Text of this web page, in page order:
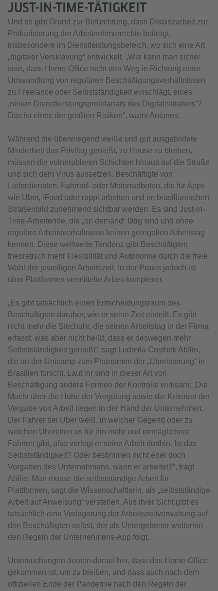
JUST-IN-TIME-TÄTIGKEIT
Und es gibt Grund zur Befürchtung, dass Distanzarbeit zur
Präkarisierung der Arbeitnehmerrechte beiträgt,
insbesondere im Dienstleistungsbereich, wo sich eine Art
„digitaler Versklavung“ entwickelt. „Wie kann man sicher
sein, dass Home-Office nicht den Weg in Richtung einer
Umwandlung von regulären Beschäftigungsverhältnissen
zu Freelance oder Selbstständigkeit einschlägt, eines
‚neuen Dienstleistungsproletariats des Digitalzeitalters‘?
Das ist eines der größten Risiken“, warnt Antunes.
Während die überwiegend weiße und gut ausgebildete
Minderheit das Privileg genießt, zu Hause zu bleiben,
müssen die vulnerableren Schichten hinaus auf die Straße
und sich dem Virus aussetzen. Beschäftigte von
Lieferdiensten, Fahrrad- oder Motorradboten, die für Apps
wie Uber, iFood oder rappi arbeiten und im brasilianischen
Straßenbild zunehmend sichtbar werden. Es sind Just-in-
Time-Arbeitende, die „on demand“ tätig sind und ohne
reguläre Arbeitsverhältnisse keinen geregelten Arbeitstag
kennen. Diese weltweite Tendenz gibt Beschäftigten
theoretisch mehr Flexibilität und Autonomie durch die freie
Wahl der jeweiligen Arbeitszeit. In der Praxis jedoch ist
über Plattformen vermittelte Arbeit komplexer.
„Es gibt tatsächlich einen Entscheidungsraum des
Beschäftigten darüber, wie er seine Zeit einteilt. Es gibt
nicht mehr die Stechuhr, die seinen Arbeitstag in der Firma
erfasst, was aber nicht heißt, dass er deswegen mehr
Selbstständigkeit genießt“, sagt Ludmila Costhek Abílio,
die an der Unicamp zum Phänomen der „Uberisierung“ in
Brasilien forscht. Laut ihr sind in dieser Art von
Beschäftigung andere Formen der Kontrolle wirksam: „Die
Macht über die Höhe der Vergütung sowie die Kriterien der
Vergabe von Arbeit liegen in der Hand der Unternehmen.
Der Fahrer bei Uber weiß, in welcher Gegend oder zu
welchen Uhrzeiten es für ihn mehr und einträglichere
Fahrten gibt, also verlegt er seine Arbeit dorthin. Ist das
Selbstständigkeit? Oder bestimmen nicht eher doch
Vorgaben des Unternehmens, wann er arbeitet?“, fragt
Abílio. Man müsse die selbstständige Arbeit für
Plattformen, sagt die Wissenschaftlerin, als „selbstständige
Arbeit auf Anweisung“ verstehen. Aus ihrer Sicht gibt es
tatsächlich eine Verlagerung der Arbeitszeitverwaltung auf
den Beschäftigten selbst, der als Untergebener weiterhin
den Regeln der Unternehmens-App folgt.
Untersuchungen deuten darauf hin, dass das Home-Office
gekommen ist, um zu bleiben, und dass auch nach dem
offiziellen Ende der Pandemie nach den Regeln der